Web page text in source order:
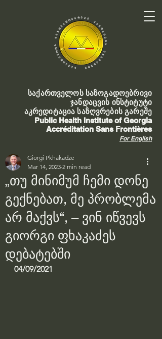
საქართველოს საზოგადოებრივი
ჯანდაცვის ინსტიტუტი
აკრედიტაცია საზღვრების გარეშე
Public Health Institute of Georgia
Accréditation Sans Frontières
For English
„თუ მინიმუმ ჩემი დონე
გექნებათ, მე პრობლემა
არ მაქვს“, – ვინ იწვევს
გიორგი ფხაკაძეს
დებატებში
Giorgi Pkhakadze
Mar 14, 2023 2 min read
04/09/2021